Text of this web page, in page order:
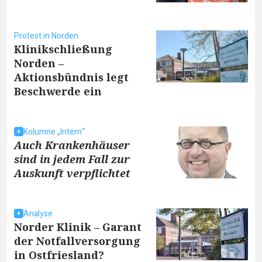
Protest in Norden
Klinikschließung
Norden –
Aktionsbündnis legt
Beschwerde ein
Kolumne „Intern“
Auch Krankenhäuser
sind in jedem Fall zur
Auskunft verpflichtet
Analyse
Norder Klinik – Garant
der Notfallversorgung
in Ostfriesland?